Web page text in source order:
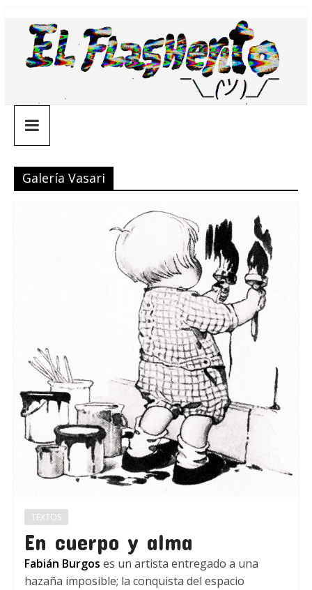
contenido
¯\_(ツ)_/
¯
Galería Vasari
TEXTOS
En cuerpo y alma
Fabián Burgos es un artista entregado a una
hazaña imposible; la conquista del espacio